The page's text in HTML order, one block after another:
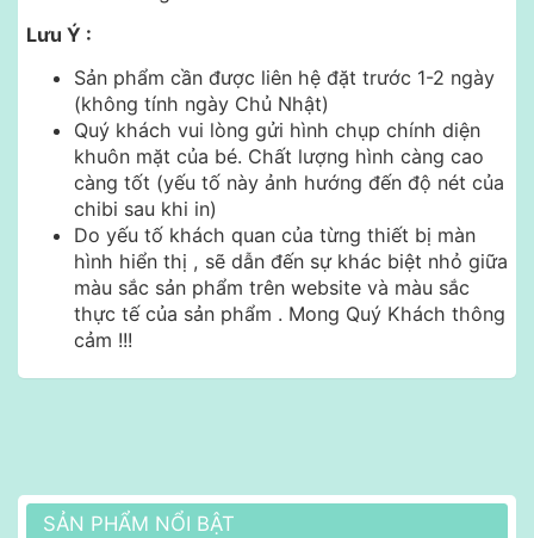
Lưu Ý :
Sản phẩm cần được liên hệ đặt trước 1-2 ngày
(không tính ngày Chủ Nhật)
Quý khách vui lòng gửi hình chụp chính diện
khuôn mặt của bé. Chất lượng hình càng cao
càng tốt (yếu tố này ảnh hướng đến độ nét của
chibi sau khi in)
Do yếu tố khách quan của từng thiết bị màn
hình hiển thị , sẽ dẫn đến sự khác biệt nhỏ giữa
màu sắc sản phẩm trên website và màu sắc
thực tế của sản phẩm . Mong Quý Khách thông
cảm !!!
SẢN PHẨM NỔI BẬT